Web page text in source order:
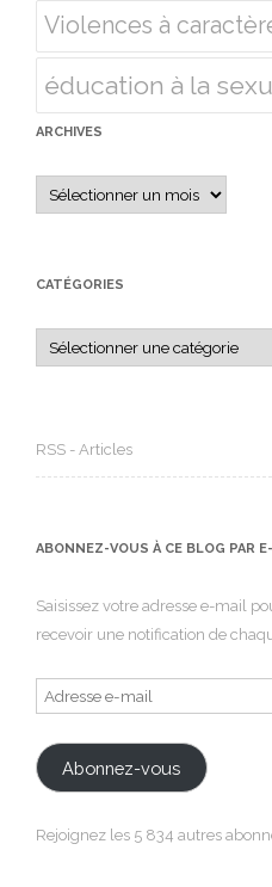
Violences à
éducation à la
ARCHIVES
Archives
CATÉGORIES
Catégories
RSS - Articles
ABONNEZ-VOUS À CE BLOG PAR
Saisissez votre adresse e-mail
recevoir une notification de
Adresse
e-
mail
Abonnez-vous
Rejoignez les 5 834 autres